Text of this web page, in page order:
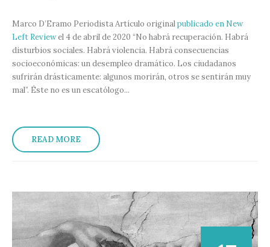
Marco D’Eramo Periodista Artículo originalpublicado en New
Left Reviewel 4 de abril de 2020 “No habrá recuperación. Habrá
disturbios sociales. Habrá violencia. Habrá consecuencias
socioeconómicas: un desempleo dramático. Los ciudadanos
sufrirán drásticamente: algunos morirán, otros se sentirán muy
mal”. Éste no es un escatólogo...
READ MORE